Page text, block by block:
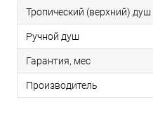
Тропический (верхний) душ
Ручной душ
Гарантия, мес
Производитель